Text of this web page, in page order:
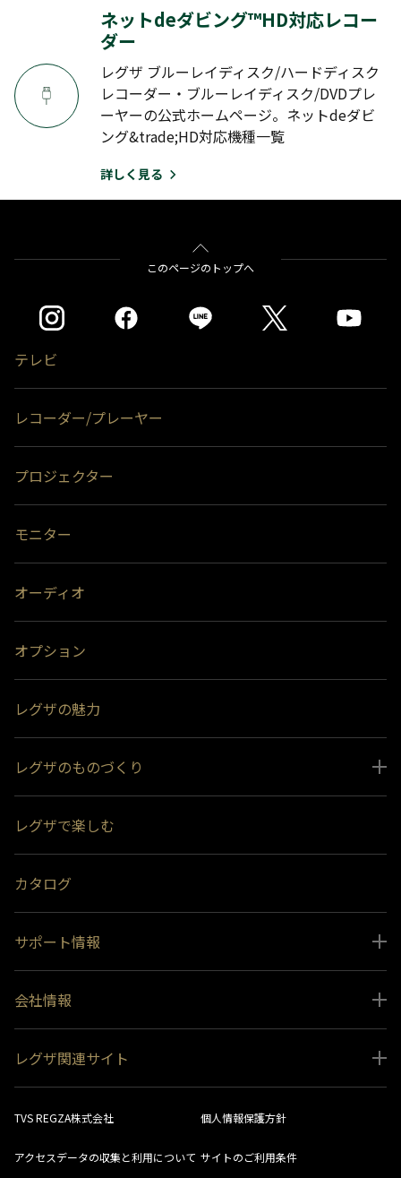
ネットdeダビング™HD対応レコー
ダー
レグザ ブルーレイディスク/ハードディスク
レコーダー・ブルーレイディスク/DVDプレ
ーヤーの公式ホームページ。ネットdeダビ
ング&trade;HD対応機種一覧
詳しく見る
このページのトップへ
テレビ
レコーダー/プレーヤー
プロジェクター
モニター
オーディオ
オプション
レグザの魅力
レグザのものづくり
受賞履歴
おすすめ番組
レグザで楽しむ
カタログ
サポート情報
インフォメーション 一覧
よくあるご質問 (FAQ）
お問い合わせ
生産終了商品一覧
ソフトウェアダウンロード情報
会社情報
会社概要
レグザ関連サイト
レグザ メンバーズ
法人向けサイト
TVS REGZA株式会社 個人情報保護方針
アクセスデータの収集と利用について サイトのご利用条件